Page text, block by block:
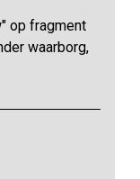
op fragment
waarborg,